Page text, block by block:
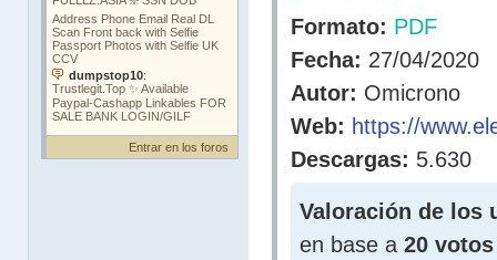
Entrar en los foros
Formato: PDF
Fecha: 27/04/2020
Autor: Omicrono
Web: https://
Descargas: 5.630
Valoración de los
en base a 20 votos